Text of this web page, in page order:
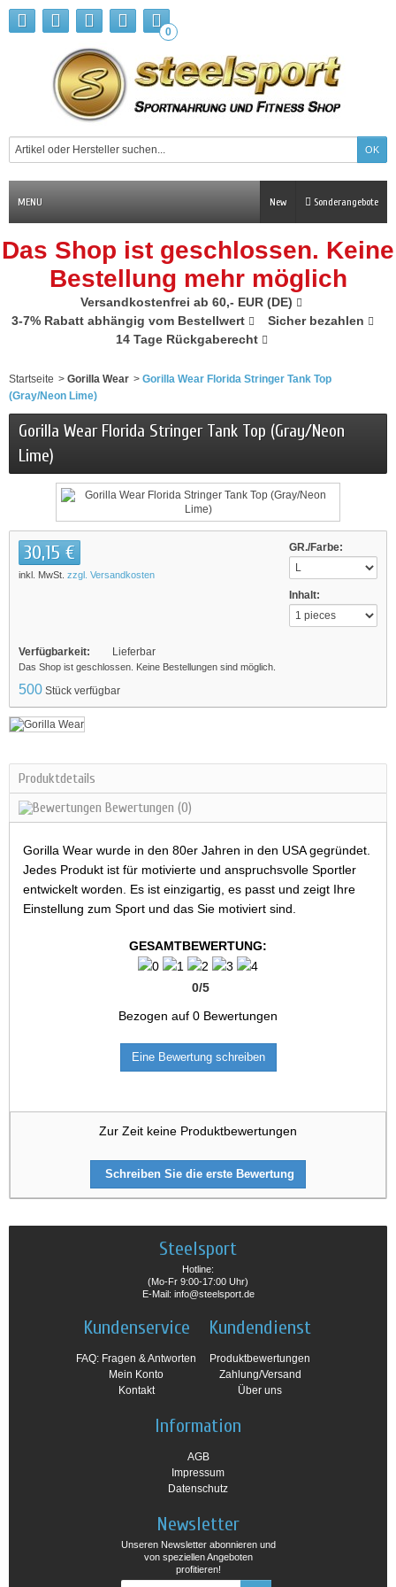
0
MENU Sonderangebote
New
Das Shop ist geschlossen. Keine
Bestellung mehr möglich
Versandkostenfrei ab 60,- EUR (DE)
3-7% Rabatt abhängig vom Bestellwert
Sicher bezahlen
14 Tage Rückgaberecht
Startseite > Gorilla Wear > Gorilla Wear Florida Stringer Tank Top
(Gray/Neon Lime)
Gorilla Wear Florida Stringer Tank Top (Gray/Neon
Lime)
GR./Farbe:
Inhalt:
30,15 €
inkl. MwSt. zzgl. Versandkosten
Verfügbarkeit: Lieferbar
Das Shop ist geschlossen. Keine Bestellungen sind möglich.
500 Stück verfügbar
Produktdetails
Bewertungen (0)
Gorilla Wear wurde in den 80er Jahren in den USA gegründet.
Jedes Produkt ist für motivierte und anspruchsvolle Sportler
entwickelt worden. Es ist einzigartig, es passt und zeigt Ihre
Einstellung zum Sport und das Sie motiviert sind.
GESAMTBEWERTUNG:
0/5
Bezogen auf 0 Bewertungen
Eine Bewertung schreiben
Zur Zeit keine Produktbewertungen
Schreiben Sie die erste Bewertung
Steelsport
Hotline:
(Mo-Fr 9:00-17:00 Uhr)
E-Mail: info@steelsport.de
Kundenservice
FAQ: Fragen & Antworten
Mein Konto
Kontakt
Kundendienst
Produktbewertungen
Zahlung/Versand
Über uns
Information
AGB
Impressum
Datenschutz
Newsletter
Unseren Newsletter abonnieren und
von speziellen Angeboten
profitieren!